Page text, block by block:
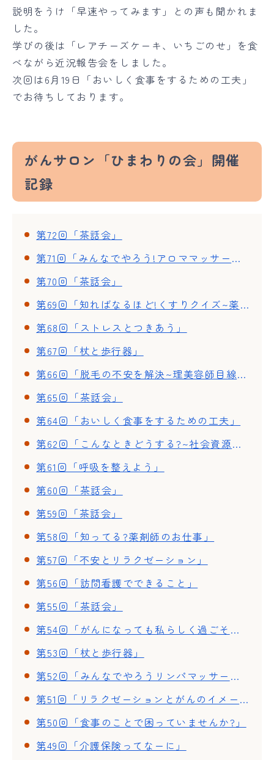
説明をうけ「早速やってみます」との声も聞かれま
した。
学びの後は「レアチーズケーキ、いちごのせ」を食
べながら近況報告会をしました。
次回は6月19日「おいしく食事をするための工夫」
でお待ちしております。
がんサロン「ひまわりの会」開催
記録
第72回「茶話会」
第71回「みんなでやろう!アロママッサージ」
第70回「茶話会」
第69回「知ればなるほど!くすりクイズ~薬についての正しい理解~」
第68回「ストレスとつきあう」
第67回「杖と歩行器」
第66回「脱毛の不安を解決~理美容師目線で見る 頭皮ケアとウイッグ~」
第65回「茶話会」
第64回「おいしく食事をするための工夫」
第62回「こんなときどうする?~社会資源の活用法~」
第61回「呼吸を整えよう」
第60回「茶話会」
第59回「茶話会」
第58回「知ってる?薬剤師のお仕事」
第57回「不安とリラクゼーション」
第56回「訪問看護でできること」
第55回「茶話会」
第54回「がんになっても私らしく過ごそう」
第53回「杖と歩行器」
第52回「みんなでやろうリンパマッサージ」
第51回「リラクゼーションとがんのイメージ療法」
第50回「食事のことで困っていませんか?」
第49回「介護保険ってなーに」